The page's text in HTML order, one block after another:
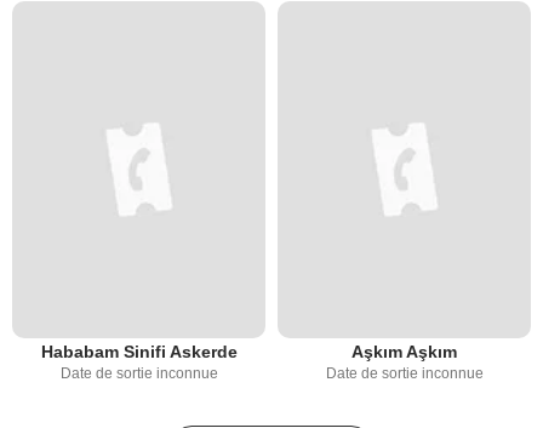
Hababam Sinifi Askerde
Date de sortie inconnue
Aşkım Aşkım
Date de sortie inconnue